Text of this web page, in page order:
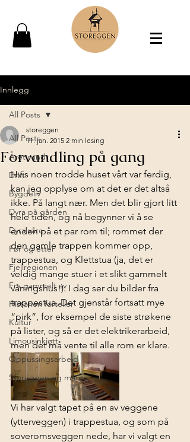
Innlegg
All Posts
Året rundt
Drift
Bygdeliv
Dyra på gården
Dyra våre
Før og etter
Fjellregionen
Fra gammelt av
Historien forteller
Kultur
Limousinkjøtt
Oppussingsarbeid
Storeggen og maten
All Posts
Forvandling på gang
storeggen
11. jan. 2015 2 min lesing
Hvis noen trodde huset vårt var ferdig,
kan jeg opplyse om at det er det altså
ikke. På langt nær. Men det blir gjort litt
hele tiden, og nå begynner vi å se
enden på et par rom til; rommet der
den gamle trappen kommer opp,
trappestua, og Klettstua (ja, det er
veldig mange stuer i et slikt gammelt
våningshus!). I dag ser du bilder fra
trappestua. Det gjenstår fortsatt mye
“pirk”, for eksempel de siste strøkene
på lister, og så er det elektrikerarbeid,
men det må vente til alle rom er klare.
Vi har valgt tapet på en av veggene
(ytterveggen) i trappestua, og som på
soveromsveggen nede , har vi valgt en